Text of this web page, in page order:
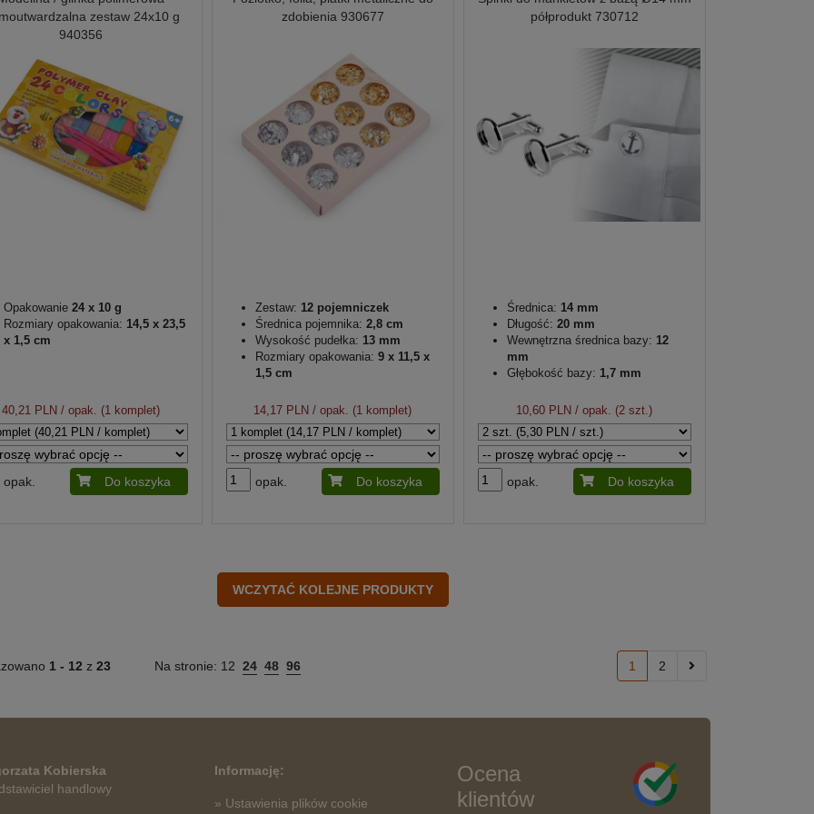
zestaw 24x10 g
940356
Opakowanie 24 x 10 g
Rozmiary opakowania: 14,5 x 23,5
x 1,5 cm
40,21 PLN / opak. (1 komplet)
opak. Do koszyka
zdobienia 930677
Zestaw: 12 pojemniczek
Średnica pojemnika: 2,8 cm
Wysokość pudełka: 13 mm
Rozmiary opakowania: 9 x 11,5 x
1,5 cm
14,17 PLN / opak. (1 komplet)
opak. Do koszyka
półprodukt 730712
Średnica: 14 mm
Długość: 20 mm
Wewnętrzna średnica bazy: 12
mm
Głębokość bazy: 1,7 mm
10,60 PLN / opak. (2 szt.)
opak. Do koszyka
1 - 12 z 23 Na stronie: 12 24 48 96 1 2
Kobierska
handlowy
Informację:
» Ustawienia plików cookie
Ocena
klientów